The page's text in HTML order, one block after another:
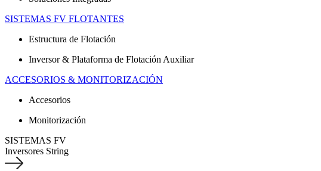
SISTEMAS FV FLOTANTES
Estructura de Flotación
Inversor & Plataforma de Flotación Auxiliar
ACCESORIOS & MONITORIZACIÓN
Accesorios
Monitorización
SISTEMAS FV
Inversores String